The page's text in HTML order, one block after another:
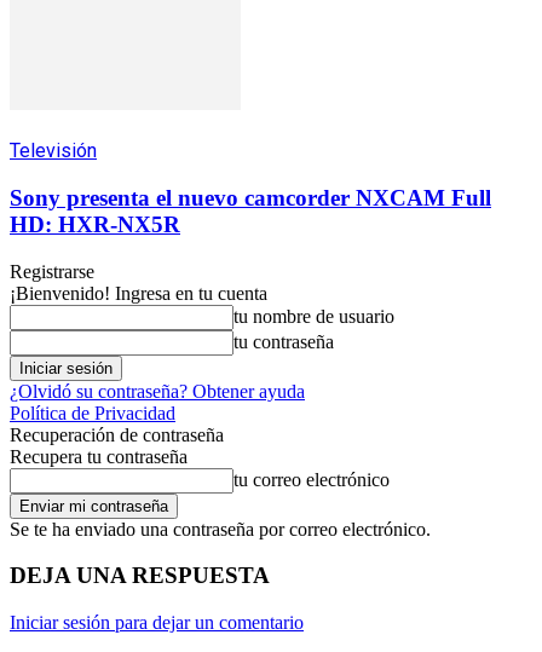
Televisión
Sony presenta el nuevo camcorder NXCAM Full
HD: HXR-NX5R
Registrarse
¡Bienvenido! Ingresa en tu cuenta
tu nombre de usuario
tu contraseña
¿Olvidó su contraseña? Obtener ayuda
Política de Privacidad
Recuperación de contraseña
Recupera tu contraseña
tu correo electrónico
Se te ha enviado una contraseña por correo electrónico.
DEJA UNA RESPUESTA
Iniciar sesión para dejar un comentario